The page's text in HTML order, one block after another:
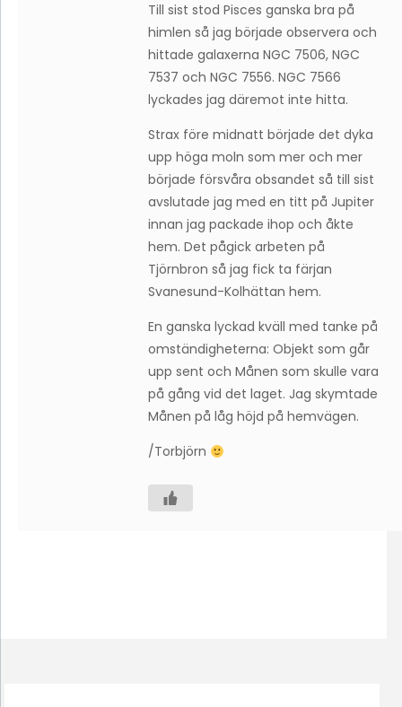
Till sist stod Pisces ganska bra på
himlen så jag började observera och
hittade galaxerna NGC 7506, NGC
7537 och NGC 7556. NGC 7566
lyckades jag däremot inte hitta.
Strax före midnatt började det dyka
upp höga moln som mer och mer
började försvåra obsandet så till sist
avslutade jag med en titt på Jupiter
innan jag packade ihop och åkte
hem. Det pågick arbeten på
Tjörnbron så jag fick ta färjan
Svanesund-Kolhättan hem.
En ganska lyckad kväll med tanke på
omständigheterna: Objekt som går
upp sent och Månen som skulle vara
på gång vid det laget. Jag skymtade
Månen på låg höjd på hemvägen.
/Torbjörn